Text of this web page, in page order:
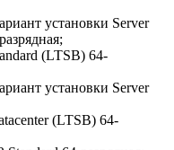
установки Server
(LTSB) 64-
установки Server
(LTSB) 64-